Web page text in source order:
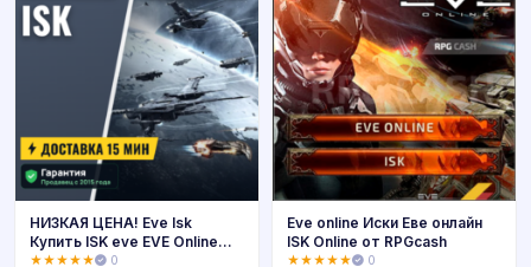
НИЗКАЯ ЦЕНА! Eve Isk
Купить ISK eve EVE Online
ИСК +5%
★★★★★ 0
Eve online Иски Еве онлайн
ISK Online от RPGcash
★★★★★ 0